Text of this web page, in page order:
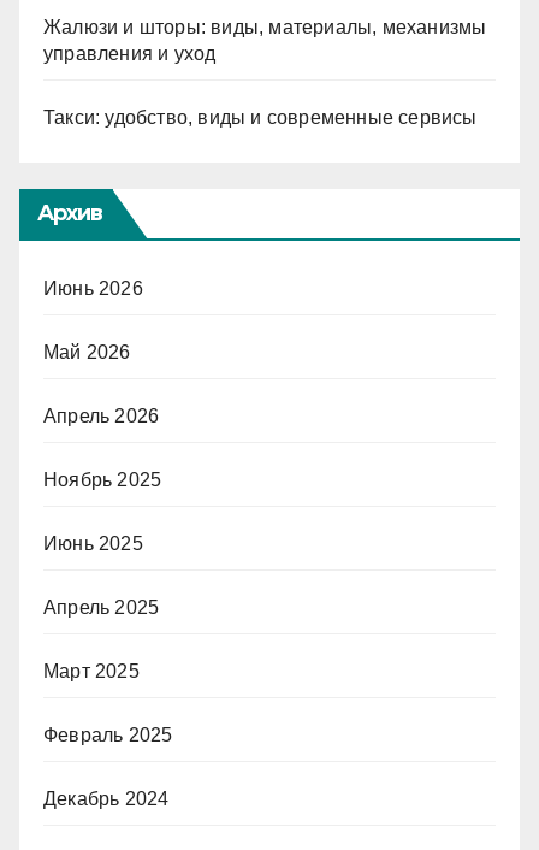
Жалюзи и шторы: виды, материалы, механизмы
управления и уход
Такси: удобство, виды и современные сервисы
Архив
Июнь 2026
Май 2026
Апрель 2026
Ноябрь 2025
Июнь 2025
Апрель 2025
Март 2025
Февраль 2025
Декабрь 2024